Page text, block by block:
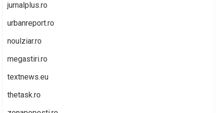
jurnalplus.ro
urbanreport.ro
noulziar.ro
megastiri.ro
textnews.eu
thetask.ro